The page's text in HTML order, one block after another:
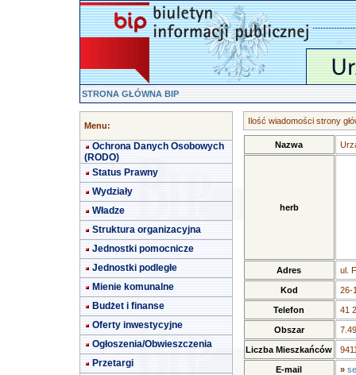
STRONA GŁÓWNA BIP
Menu:
Ochrona Danych Osobowych
(RODO)
Status Prawny
Wydziały
Władze
Struktura organizacyjna
Jednostki pomocnicze
Jednostki podległe
Mienie komunalne
Budżet i finanse
Oferty inwestycyjne
Ogłoszenia/Obwieszczenia
Przetargi
Ilość wiadomości strony
Nazwa
herb
Adres ul.
Kod 26-
Telefon 41
Obszar
Liczba Mieszkańców
E-mail »